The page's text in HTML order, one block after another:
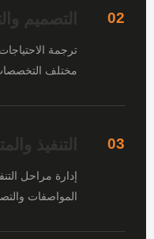
02 التصميم
ترجمة
مختلف
03 التنفيذ
إدارة مراحل
المواصفات